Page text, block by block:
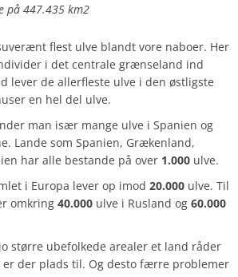
på 447.435 km2
flest ulve blandt vore naboer. Her
i det centrale grænseland ind
lever de allerfleste ulve i den østligste
en hel del ulve.
man især mange ulve i Spanien og
Lande som Spanien, Grækenland,
har alle bestande på over 1.000 ulve.
i Europa lever op imod 20.000 ulve. Til
omkring 40.000 ulve i Rusland og 60.000
større ubefolkede arealer et land råder
er der plads til. Og desto færre problemer